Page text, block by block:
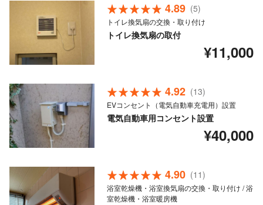
4.89 (5)
トイレ換気扇の交換・取り付け
トイレ換気扇の取付
¥11,000
4.92 (13)
EVコンセント（電気自動車充電用）設置
電気自動車用コンセント設置
¥40,000
4.90 (11)
浴室乾燥機・浴室換気扇の交換・取り付け / 浴
室乾燥機・浴室暖房機